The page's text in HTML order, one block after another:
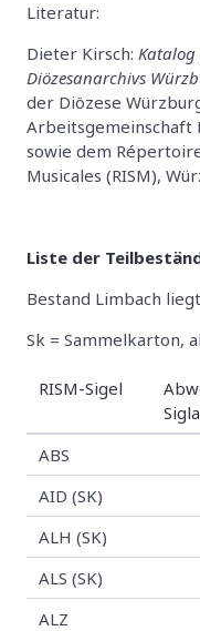
Literatur:
Dieter Kirsch: Katalog
Diözesanarchivs
der Diözese
Arbeitsgemeinschaft
sowie dem
Musicales (RISM),
Liste der
Bestand Limbach
Sk = Sammelkarton,
RISM-Sigel
ABS
AID (SK)
ALH (SK)
ALS (SK)
ALZ